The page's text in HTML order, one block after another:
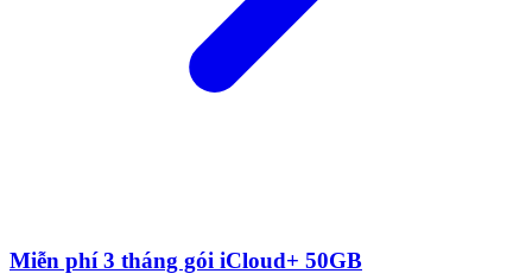
Miễn phí 3 tháng gói iCloud+ 50GB